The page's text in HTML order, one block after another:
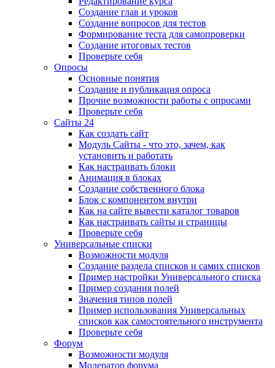
Создание глав и уроков
Создание вопросов для тестов
Формирование теста для самопроверки
Создание итоговых тестов
Проверьте себя
Опросы
Основные понятия
Создание и публикация опроса
Прочие возможности работы с опросами
Проверьте себя
Сайты 24
Как создать сайт
Модуль Сайты - что это, зачем, как
установить и работать
Как настраивать блоки
Анимация в блоках
Создание собственного блока
Блок с компонентом внутри
Как на сайте вывести каталог товаров
Как настраивать сайты и страницы
Проверьте себя
Универсальные списки
Возможности модуля
Создание раздела списков и самих списков
Пример настройки Универсального списка
Пример создания полей
Значения типов полей
Пример использования Универсальных
списков как самостоятельного инструмента
Проверьте себя
Форум
Возможности модуля
Модератор форума